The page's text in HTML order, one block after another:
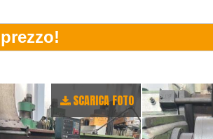
SCARICA FOTO